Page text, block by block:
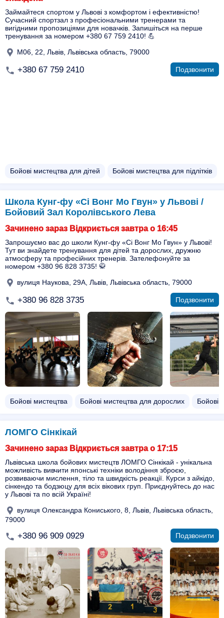
Займайтеся спортом у Львові з комфортом і ефективністю!
Сучасний спортзал з професіональними тренерами та
вигідними пропозиціями для новачків. Запишіться на перше
тренування за номером +380 67 759 2410! 💪
М06, 22, Львів, Львівська область, 79000
+380 67 759 2410 Подзвонити
Бойові мистецтва для дітей Бойові мистецтва для підлітків
Школа Кунг-фу «Сі Вонг Мо Гвун» у Львові /
Бойовий Зал Королівського Лева
Зачинено зараз Відкриється завтра о 16:45
Запрошуємо вас до школи Кунг-фу «Сі Вонг Мо Гвун» у Львові!
Тут ви знайдете тренування для дітей та дорослих, дружню
атмосферу та професійних тренерів. Зателефонуйте за
номером +380 96 828 3735! 🥋
вулиця Наукова, 29А, Львів, Львівська область, 79000
+380 96 828 3735 Подзвонити
Бойові мистецтва Бойові мистецтва для дорослих Бойові
ЛОМГО Сінкікай
Зачинено зараз Відкриється завтра о 17:15
Львівська школа бойових мистецтв ЛОМГО Сінкікай - унікальна
можливість вивчити японські техніки володіння зброєю,
розвиваючи мислення, тіло та швидкість реакції. Курси з айкідо,
сінкендо та бодзюцу для всіх вікових груп. Приєднуйтесь до нас
у Львові та по всій Україні!
вулиця Олександра Кониського, 8, Львів, Львівська область,
79000
+380 96 909 0929 Подзвонити